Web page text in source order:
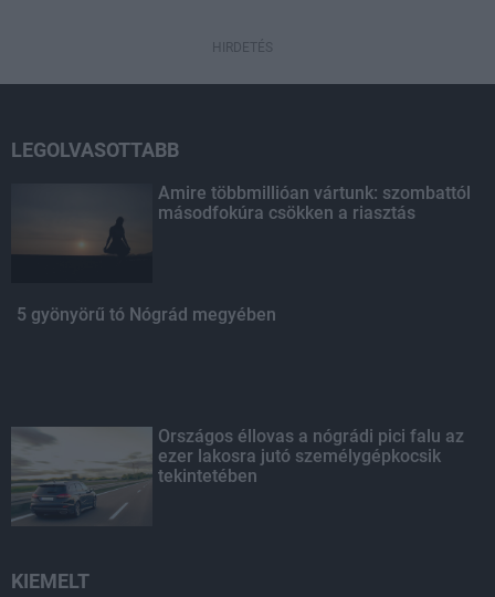
HIRDETÉS
LEGOLVASOTTABB
Amire többmillióan vártunk: szombattól
másodfokúra csökken a riasztás
5 gyönyörű tó Nógrád megyében
Országos éllovas a nógrádi pici falu az
ezer lakosra jutó személygépkocsik
tekintetében
KIEMELT